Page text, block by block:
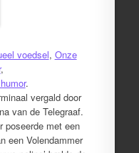
voedsel, Onze
,
.
vergald door
van de Telegraaf.
poseerde met een
een Volendammer